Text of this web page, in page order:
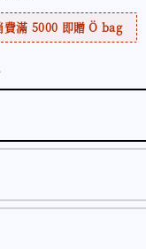
費滿 5000 即贈 Ö bag